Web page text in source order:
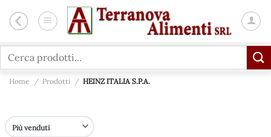
Cerca:
Home / Prodotti / HEINZ ITALIA S.P.A.